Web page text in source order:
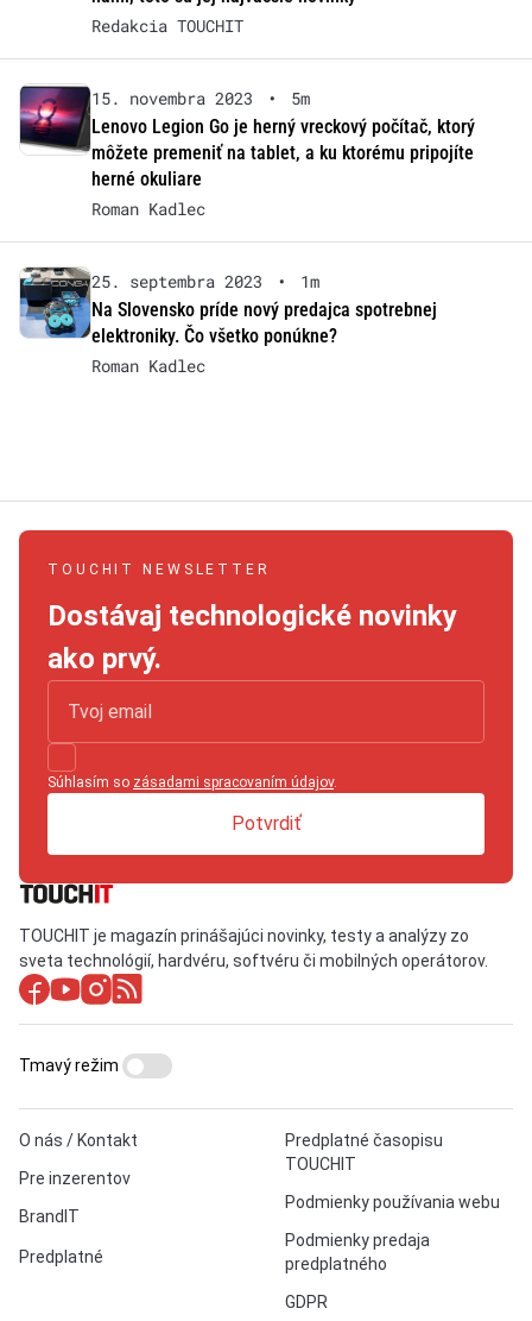
Redakcia TOUCHIT
15. novembra 2023 •
5m
Lenovo Legion Go je herný vreckový počítač, ktorý
môžete premeniť na tablet, a ku ktorému pripojíte
herné okuliare
Roman Kadlec
25. septembra 2023 •
1m
Na Slovensko príde nový predajca spotrebnej
elektroniky. Čo všetko ponúkne?
Roman Kadlec
TOUCHIT NEWSLETTER
Dostávaj technologické novinky
ako prvý.
Súhlasím so zásadami spracovaním údajov.
Potvrdiť
TOUCHIT je magazín prinášajúci novinky, testy a analýzy zo
sveta technológií, hardvéru, softvéru či mobilných operátorov.
O nás / Kontakt
Pre inzerentov
BrandIT
Predplatné
Predplatné časopisu
TOUCHIT
Podmienky používania webu
Podmienky predaja
predplatného
GDPR
Tmavý režim